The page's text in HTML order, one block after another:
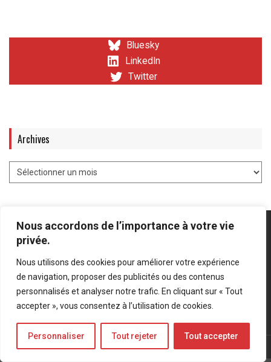
Nous accordons de l’importance à votre vie
privée.
Nous utilisons des cookies pour améliorer votre expérience
de navigation, proposer des publicités ou des contenus
personnalisés et analyser notre trafic. En cliquant sur « Tout
accepter », vous consentez à l’utilisation de cookies.
Personnaliser Tout rejeter Tout accepter
Bluesky
LinkedIn
Twitter
Archives
Mentions légales-Politique de confidentialité
Bluesky
LinkedIn
Twitter
© Forces Operations Blog - 2022